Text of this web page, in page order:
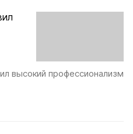
высокий профессионализм